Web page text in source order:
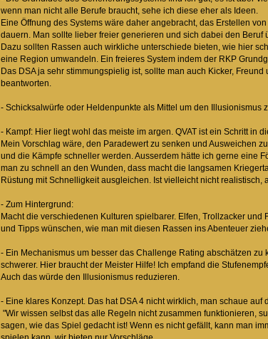
wenn man nicht alle Berufe braucht, sehe ich diese eher als Ideen.
Eine Öffnung des Systems wäre daher angebracht, das Erstellen
dauern. Man sollte lieber freier generieren und sich dabei den Beruf
Dazu sollten Rassen auch wirkliche unterschiede bieten, wie hier
eine Region umwandeln. Ein freieres System indem der RKP
Das DSA ja sehr stimmungspielig ist, sollte man auch Kicker,
beantworten.
- Schicksalwürfe oder Heldenpunkte als Mittel um den Illusionismus
- Kampf: Hier liegt wohl das meiste im argen. QVAT ist ein Schritt in
Mein Vorschlag wäre, den Paradewert zu senken und Ausweichen
und die Kämpfe schneller werden. Ausserdem hätte ich gerne eine
man zu schnell an den Wunden, dass macht die langsamen
Rüstung mit Schnelligkeit ausgleichen. Ist vielleicht nicht realistisch,
- Zum Hintergrund:
Macht die verschiedenen Kulturen spielbarer. Elfen, Trollzacker
und Tipps wünschen, wie man mit diesen Rassen ins Abenteuer
- Ein Mechanismus um besser das Challenge Rating abschätzen
schwerer. Hier braucht der Meister Hilfe! Ich empfand die
Auch das würde den Illusionismus reduzieren.
- Eine klares Konzept. Das hat DSA 4 nicht wirklich, man schaue auf
"Wir wissen selbst das alle Regeln nicht zusammen funktionieren,
sagen, wie das Spiel gedacht ist! Wenn es nicht gefällt, kann man